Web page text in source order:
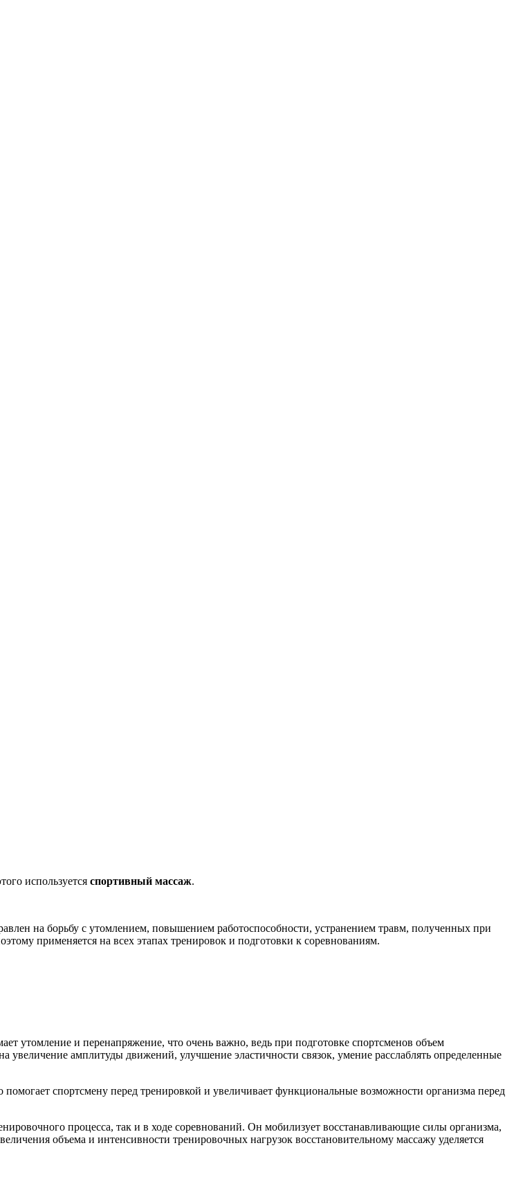
используется спортивный массаж.
на борьбу с утомлением, повышением работоспособности, устранением травм, полученных при
применяется на всех этапах тренировок и подготовки к соревнованиям.
утомление и перенапряжение, что очень важно, ведь при подготовке спортсменов объем
увеличение амплитуды движений, улучшение эластичности связок, умение расслаблять определенные
спортсмену перед тренировкой и увеличивает функциональные возможности организма перед
процесса, так и в ходе соревнований. Он мобилизует восстанавливающие силы организма,
объема и интенсивности тренировочных нагрузок восстановительному массажу уделяется